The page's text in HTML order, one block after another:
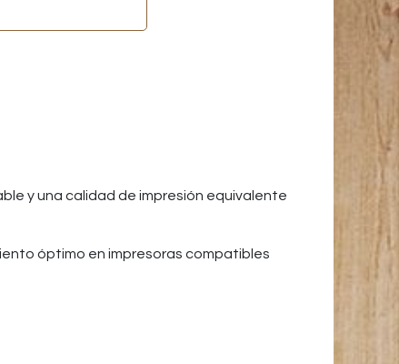
y una calidad de impresión equivalente
óptimo en impresoras compatibles